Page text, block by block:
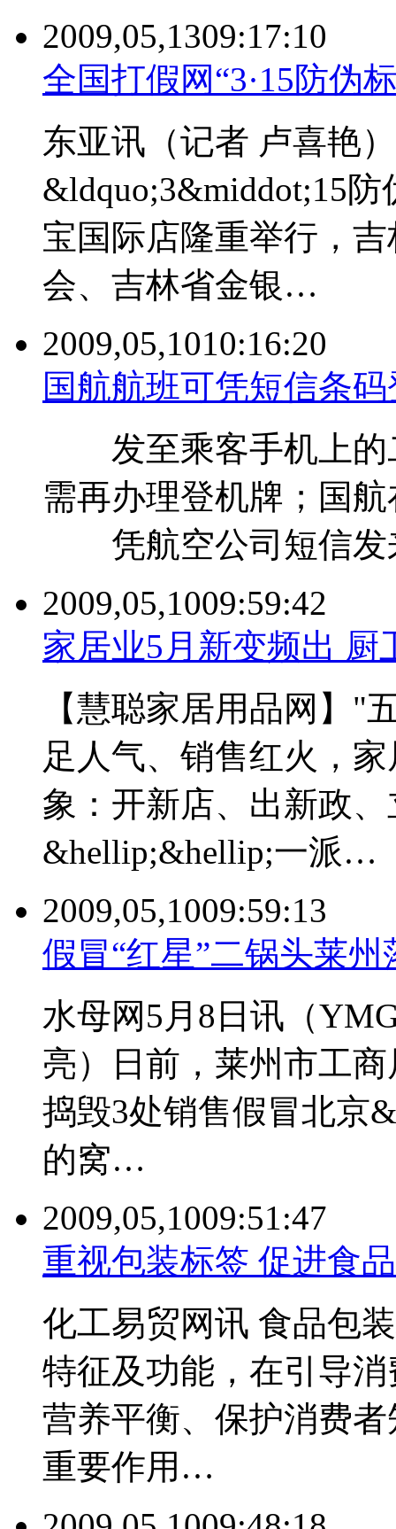
2009,05,1309:17:10
全国打假网“3·15防伪
东亚讯（记者 卢喜艳
&ldquo;3&middot;15
宝国际店隆重举行，
会、吉林省金银…
2009,05,1010:16:20
国航航班可凭短信条
发至乘客手机上
需再办理登机牌；国
凭航空公司短信发
2009,05,1009:59:42
家居业5月新变频出 厨
【慧聪家居用品网】"
足人气、销售红火，
象：开新店、出新政
&hellip;&hellip;一派…
2009,05,1009:59:13
假冒“红星”二锅头莱
水母网5月8日讯（
亮）日前，莱州市工
捣毁3处销售假冒北京
的窝…
2009,05,1009:51:47
重视包装标签 促进食
化工易贸网讯 食品包
特征及功能，在引导
营养平衡、保护消费
重要作用…